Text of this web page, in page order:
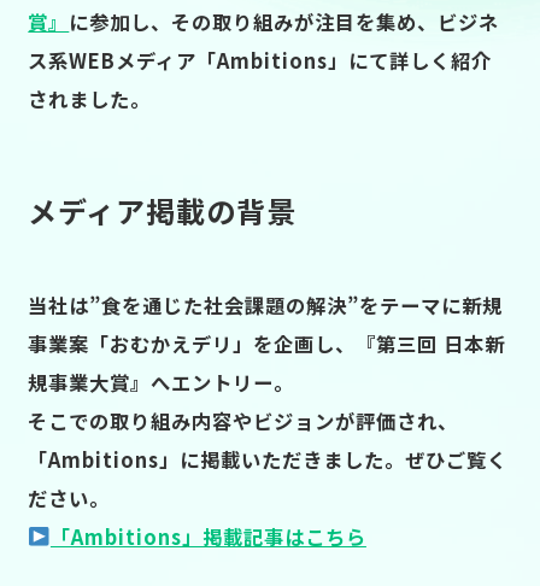
賞』 に参加し、その取り組みが注目を集め、ビジネ
ス系WEBメディア「Ambitions」にて詳しく紹介
されました。
メディア掲載の背景
当社は”食を通じた社会課題の解決”をテーマに新規
事業案「おむかえデリ」を企画し、『第三回 日本新
規事業大賞』へエントリー。
そこでの取り組み内容やビジョンが評価され、
「Ambitions」に掲載いただきました。ぜひご覧く
ださい。
「Ambitions」掲載記事はこちら